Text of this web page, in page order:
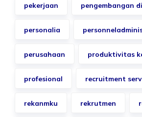
pekerjaan pengembangan
personalia
perusahaan produktivitas
profesional recruitment
rekanmku rekrutmen